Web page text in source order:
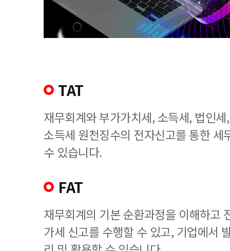
TAT
재무회계와 부가가치세, 소득세, 법인
소득세 원천징수의 전자신고를 통한 세
수 있습니다.
FAT
재무회계의 기본 순환과정을 이해하고
가세 신고를 수행할 수 있고, 기업에서